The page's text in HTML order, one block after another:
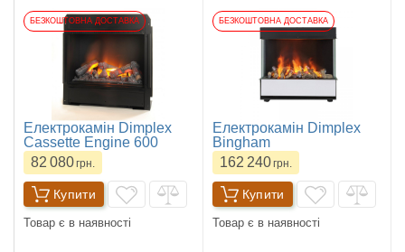
БЕЗКОШТОВНА ДОСТАВКА
Електрокамін Dimplex
Cassette Engine 600
82 080грн.
Купити
Товар є в наявності
БЕЗКОШТОВНА ДОСТАВКА
Електрокамін Dimplex
Bingham
162 240грн.
Купити
Товар є в наявності